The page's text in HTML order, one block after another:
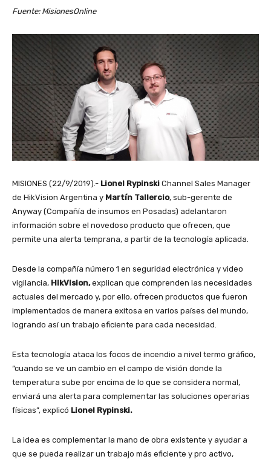
Fuente: MisionesOnline
MISIONES (22/9/2019).- Lionel Rypinski Channel Sales Manager
de HikVision Argentina y Martín Tallercio, sub-gerente de
Anyway (Compañía de insumos en Posadas) adelantaron
información sobre el novedoso producto que ofrecen, que
permite una alerta temprana, a partir de la tecnología aplicada.
Desde la compañía número 1 en seguridad electrónica y video
vigilancia, HikVision,explican que comprenden las necesidades
actuales del mercado y, por ello, ofrecen productos que fueron
implementados de manera exitosa en varios países del mundo,
logrando así un trabajo eficiente para cada necesidad.
Esta tecnología ataca los focos de incendio a nivel termo gráfico,
“cuando se ve un cambio en el campo de visión donde la
temperatura sube por encima de lo que se considera normal,
enviará una alerta para complementar las soluciones operarias
físicas”, explicó Lionel Rypinski.
La idea es complementar la mano de obra existente y ayudar a
que se pueda realizar un trabajo más eficiente y pro activo,